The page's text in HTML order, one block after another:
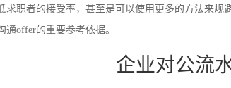
职者的接受率，甚至是可以使用更多的方法来
offer的重要参考依据。
企业对公流